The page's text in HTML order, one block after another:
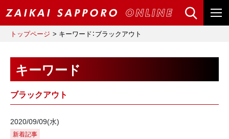
トップページ キーワード：ブラックアウト
キーワード
ブラックアウト
2020/09/09(水)
新着記事